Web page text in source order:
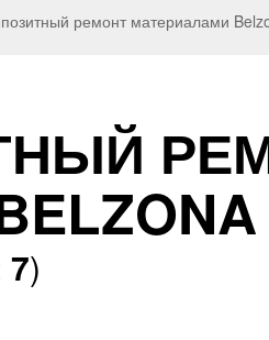
ремонт материалами
7)